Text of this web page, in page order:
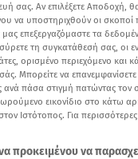
αναζήτησης
σας. Αν επιλέξετε Αποδοχή,
να υποστηριχθούν οι σκοποί
μας επεξεργαζόμαστε τα
τη συγκατάθεσή σας, οι
ορισμένο περιεχόμενο και
Μπορείτε να
ανά πάσα στιγμή πατώντας τον
εικονίδιο στο κάτω
Ιστότοπος. Για
προκειμένου να